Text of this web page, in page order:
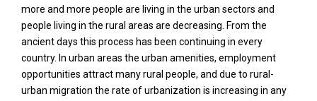
more and more people are living in the urban sectors and
people living in the rural areas are decreasing. From the
ancient days this process has been continuing in every
country. In urban areas the urban amenities, employment
opportunities attract many rural people, and due to rural-
urban migration the rate of urbanization is increasing in any